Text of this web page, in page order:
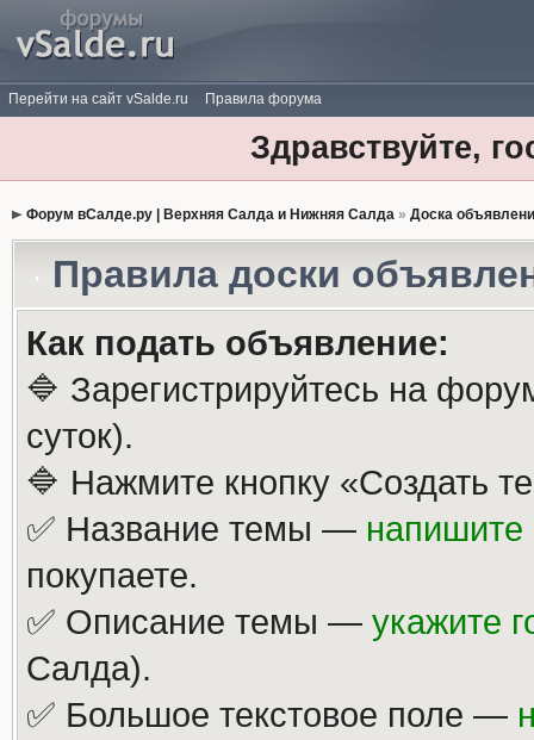
Перейти на сайт vSalde.ru Правила форума
Здравствуйте,
Форум вСалде.ру | Верхняя Салда и Нижняя Салда» Доска
Правила доски
Как подать объявление:
🔷 Зарегистрируйтесь на
суток).
🔷 Нажмите кнопку «Создать
✅ Название темы — напишите
покупаете.
✅ Описание темы — укажите
Салда).
✅ Большое текстовое поле —